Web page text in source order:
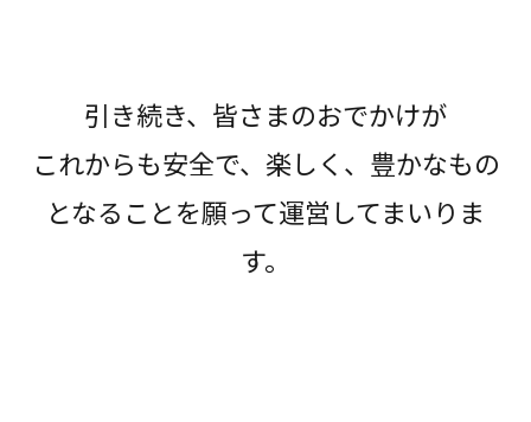
引き続き、皆さまのおでかけが
これからも安全で、楽しく、豊かなもの
となることを願って運営してまいりま
す。